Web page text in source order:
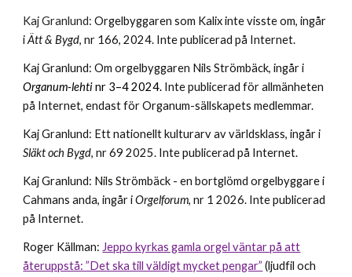
Kaj Granlund:Orgelbyggaren som Kalix inte visste om, ingår
iÄtt&Bygd, nr 166, 2024. Inte publicerad på Internet.
Kaj Granlund: Om orgelbyggaren Nils Strömbäck, ingår i
Organum-lehtinr 3–4 2024. Inte publicerad för allmänheten
på Internet, endast för Organum-sällskapets medlemmar.
Kaj Granlund: Ett nationellt kulturarv av världsklass, ingår i
Släkt och Bygd, nr 69 2025. Inte publicerad på Internet.
Kaj Granlund: Nils Strömbäck - en bortglömd orgelbyggare i
Cahmans anda, ingår iOrgelforum, nr 1 2026. Inte publicerad
på Internet.
Roger Källman: Jeppo kyrkas gamla orgel väntar på att
återuppstå: ”Det ska till väldigt mycket pengar” (ljudfil och